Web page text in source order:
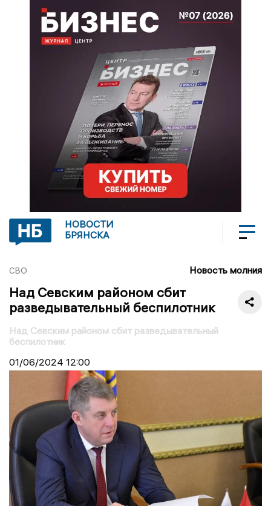
НОВОСТИ
БРЯНСКА
СВО Новость молния
Над Севским районом сбит
разведывательный беспилотник
Над Севским районом сбит разведывательный
беспилотник
01/06/2024 12:00